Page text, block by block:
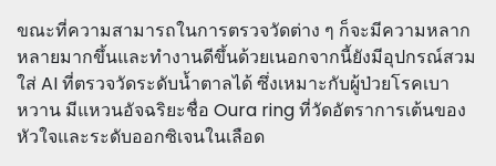
ขณะที่ความสามารถในการตรวจวัดต่าง ๆ ก็จะมีความหลาก
หลายมากขึ้นและทำงานดีขึ้นด้วยเนอกจากนี้ยังมีอุปกรณ์สวม
ใส่ AI ที่ตรวจวัดระดับน้ำตาลได้ ซึ่งเหมาะกับผู้ป่วยโรคเบา
หวาน มีแหวนอัจฉริยะชื่อ Oura ring ที่วัดอัตราการเต้นของ
หัวใจและระดับออกซิเจนในเลือด